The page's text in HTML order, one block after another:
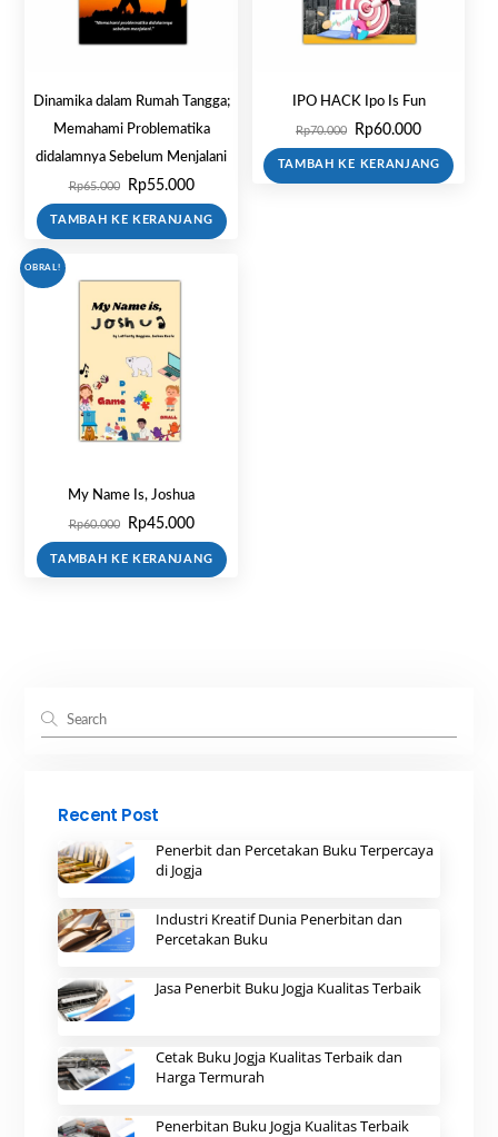
Dinamika dalam Rumah Tangga;
Memahami Problematika
didalamnya Sebelum Menjalani
Rp65.000
Harga
aslinya
Rp55.000Harga
saat
TAMBAH KE KERANJANG
IPO HACK Ipo Is Fun
Rp70.000
Harga
aslinya
Rp60.000Harga
saat
TAMBAH KE KERANJANG
OBRAL!
My Name Is, Joshua
Rp60.000
Harga
aslinya
Rp45.000Harga
saat
TAMBAH KE KERANJANG
Recent Post
Penerbit dan Percetakan Buku Terpercaya
di Jogja
Industri Kreatif Dunia Penerbitan dan
Percetakan Buku
Jasa Penerbit Buku Jogja Kualitas Terbaik
Cetak Buku Jogja Kualitas Terbaik dan
Harga Termurah
Penerbitan Buku Jogja Kualitas Terbaik